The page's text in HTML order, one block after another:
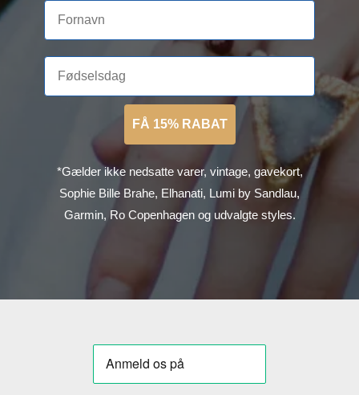
FÅ 15% RABAT
*Gælder ikke nedsatte varer, vintage, gavekort,
Sophie Bille Brahe, Elhanati, Lumi by Sandlau,
Garmin, Ro Copenhagen og udvalgte styles.